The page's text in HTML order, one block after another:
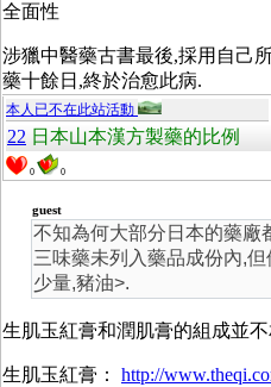
全面性
涉獵中醫藥古書最後,採用自己
藥十餘日,終於治愈此病.
本人已不在此站活動
22 日本山本漢方製藥的比例
0 0
guest
不知為何大部分日本的藥廠
三味藥未列入藥品成份內,
少量,豬油>.
生肌玉紅膏和潤肌膏的組成並不
生肌玉紅膏： http://